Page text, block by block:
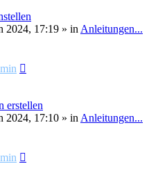
2024, 17:19 » in Anleitungen...
erstellen
2024, 17:10 » in Anleitungen...